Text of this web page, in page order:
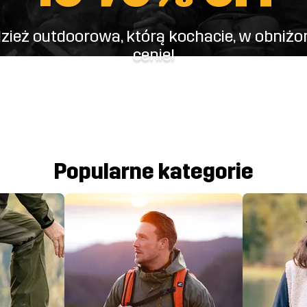
outdoorowa, którą kochacie, w
cenie!
Popularne kategorie